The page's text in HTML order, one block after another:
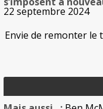
22 septembre 2024
Envie de remonter le